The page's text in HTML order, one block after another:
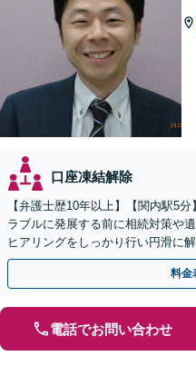
口座凍結解除
【弁護士歴10年以上】【関内駅5
ラブルに発展する前に相続対策や
ヒアリングをしっかり行い円滑に
り】【子連れ相談可】【夜間/休日
料金
電話でお問い合わせ